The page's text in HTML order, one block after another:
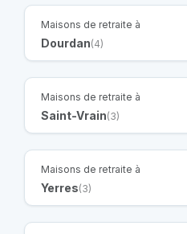
Maisons de retraite à
Dourdan(4)
Maisons de retraite à
Saint-Vrain(3)
Maisons de retraite à
Yerres(3)